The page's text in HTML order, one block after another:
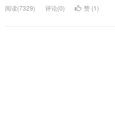
阅读(7329)
评论(0) 赞 (1)